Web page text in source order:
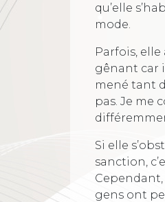
qu’elle
mode.
Parfois, elle
gênant car
mené tant
pas. Je me
Si elle
sanction,
gens ont